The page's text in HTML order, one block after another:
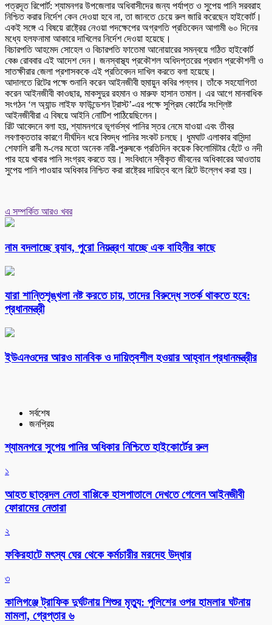
পত্রদূত রিপোর্ট: শ্যামনগর উপজেলার অধিবাসীদের জন্য পর্যাপ্ত ও সুপেয় পানি সরবরাহ
নিশ্চিত করার নির্দেশ কেন দেওয়া হবে না, তা জানতে চেয়ে রুল জারি করেছেন হাইকোর্ট।
একই সঙ্গে এ বিষয়ে রাষ্ট্রের নেওয়া পদক্ষেপের অগ্রগতি প্রতিবেদন আগামী ৬০ দিনের
মধ্যে হলফনামা আকারে দাখিলের নির্দেশ দেওয়া হয়েছে।
বিচারপতি আহমেদ সোহেল ও বিচারপতি ফাতেমা আনোয়ারের সমন্বয়ে গঠিত হাইকোর্ট
বেঞ্চ রোববার এই আদেশ দেন। জনস্বাস্থ্য প্রকৌশল অধিদপ্তরের প্রধান প্রকৌশলী ও
সাতক্ষীরার জেলা প্রশাসককে এই প্রতিবেদন দাখিল করতে বলা হয়েছে।
আদালতে রিটের পক্ষে শুনানি করেন আইনজীবী হুমায়ুন কবির পল্লব। তাঁকে সহযোগিতা
করেন আইনজীবী কাওছার, মাকসুদুর রহমান ও মারুফ হাসান তমাল। এর আগে মানবাধিক
সংগঠন ‘ল অ্যান্ড লাইফ ফাউন্ডেশন ট্রাস্ট’-এর পক্ষে সুপ্রিম কোর্টের সংশ্লিষ্ট
আইনজীবীরা এ বিষয়ে আইনি নোটিশ পাঠিয়েছিলেন।
রিট আবেদনে বলা হয়, শ্যামনগরে ভূগর্ভস্থ পানির স্তর নেমে যাওয়া এবং তীব্র
লবণাক্ততার কারণে দীর্ঘদিন ধরে বিশুদ্ধ পানির সংকট চলছে। ধুমঘাট এলাকার বাসিন্দা
শেফালি রানী ম-লের মতো অনেক নারী-পুরুষকে প্রতিদিন কয়েক কিলোমিটার হেঁটে ও নদী
পার হয়ে খাবার পানি সংগ্রহ করতে হয়। সংবিধানে স্বীকৃত জীবনের অধিকারের আওতায়
সুপেয় পানি পাওয়ার অধিকার নিশ্চিত করা রাষ্ট্রের দায়িত্ব বলে রিটে উল্লেখ করা হয়।
এ সম্পর্কিত আরও খবর
নাম বদলাচ্ছে র‌্যাব, পুরো নিয়ন্ত্রণ যাচ্ছে এক বাহিনীর কাছে
যারা শান্তিশৃঙ্খলা নষ্ট করতে চায়, তাদের বিরুদ্ধে সতর্ক থাকতে হবে:
প্রধানমন্ত্রী
ইউএনওদের আরও মানবিক ও দায়িত্বশীল হওয়ার আহ্বান প্রধানমন্ত্রীর
সর্বশেষ
জনপ্রিয়
শ্যামনগরে সুপেয় পানির অধিকার নিশ্চিতে হাইকোর্টের রুল
১
আহত ছাত্রদল নেতা বাপ্পিকে হাসপাতালে দেখতে গেলেন আইনজীবী
ফোরামের নেতারা
২
ফকিরহাটে মৎস্য ঘের থেকে কর্মচারীর মরদেহ উদ্ধার
৩
কালিগঞ্জে ট্রাফিক দুর্ঘটনায় শিশুর মৃত্যু: পুলিশের ওপর হামলার ঘটনায়
মামলা, গ্রেপ্তার ৬